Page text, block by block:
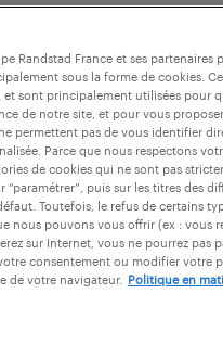
(f/h)
finistère
- 15,00 € par heure
Randstad France et ses partenaires
sous la forme de cookies.
et sont principalement utilisées pour
de notre site, et pour vous
permettent pas de vous identifier
Parce que nous respectons
de cookies qui ne sont pas
puis sur les titres des
Toutefois, le refus de certains
nous pouvons vous offrir (ex : vous
sur Internet, vous ne pourrez pas
consentement ou modifier votre
de votre navigateur.
Politique en